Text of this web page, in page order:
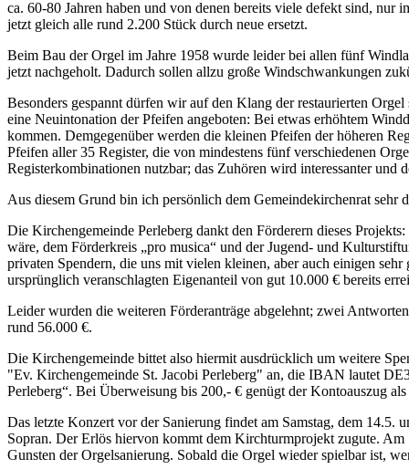
ca. 60-80 Jahren haben und von denen bereits viele defekt sind,
jetzt gleich alle rund 2.200 Stück durch neue ersetzt.
Beim Bau der Orgel im Jahre 1958 wurde leider bei allen fünf
jetzt nachgeholt. Dadurch sollen allzu große Windschwankungen
Besonders gespannt dürfen wir auf den Klang der restaurierten
eine Neuintonation der Pfeifen angeboten: Bei etwas erhöhtem
kommen. Demgegenüber werden die kleinen Pfeifen der höheren
Pfeifen aller 35 Register, die von mindestens fünf verschiedenen
Registerkombinationen nutzbar; das Zuhören wird interessanter und
Aus diesem Grund bin ich persönlich dem Gemeindekirchenrat
Die Kirchengemeinde Perleberg dankt den Förderern dieses
wäre, dem Förderkreis „pro musica“ und der Jugend- und
privaten Spendern, die uns mit vielen kleinen, aber auch einigen
ursprünglich veranschlagten Eigenanteil von gut 10.000 € bereits
Leider wurden die weiteren Förderanträge abgelehnt; zwei
rund 56.000 €.
Die Kirchengemeinde bittet also hiermit ausdrücklich um weitere
"Ev. Kirchengemeinde St. Jacobi Perleberg" an, die IBAN lautet
Perleberg“. Bei Überweisung bis 200,- € genügt der Kontoauszug
Das letzte Konzert vor der Sanierung findet am Samstag, dem
Sopran. Der Erlös hiervon kommt dem Kirchturmprojekt zugute.
Gunsten der Orgelsanierung. Sobald die Orgel wieder spielbar ist,